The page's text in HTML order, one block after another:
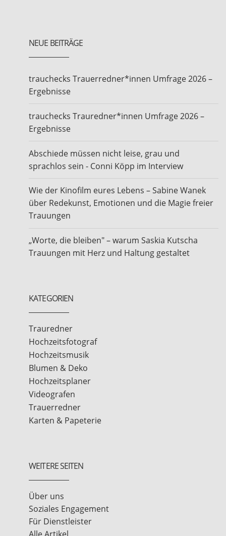
NEUE BEITRÄGE
trauchecks Trauerredner*innen Umfrage 2026 –
Ergebnisse
trauchecks Trauredner*innen Umfrage 2026 –
Ergebnisse
Abschiede müssen nicht leise, grau und
sprachlos sein - Conni Köpp im Interview
Wie der Kinofilm eures Lebens – Sabine Wanek
über Redekunst, Emotionen und die Magie freier
Trauungen
„Worte, die bleiben" – warum Saskia Kutscha
Trauungen mit Herz und Haltung gestaltet
KATEGORIEN
Trauredner
Hochzeitsfotograf
Hochzeitsmusik
Blumen & Deko
Hochzeitsplaner
Videografen
Trauerredner
Karten & Papeterie
WEITERE SEITEN
Über uns
Soziales Engagement
Für Dienstleister